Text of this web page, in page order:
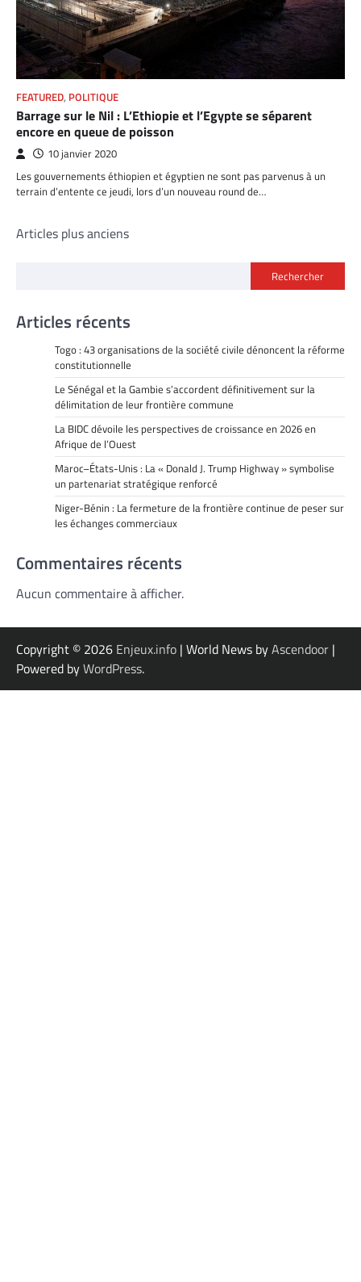
FEATURED, POLITIQUE
Barrage sur le Nil : L’Ethiopie et l’Egypte se séparent
encore en queue de poisson
10 janvier 2020
Les gouvernements éthiopien et égyptien ne sont pas parvenus à un
terrain d’entente ce jeudi, lors d’un nouveau round de…
Navigation
Articles plus anciens
Rechercher
Articles récents
Togo : 43 organisations de la société civile dénoncent la réforme
constitutionnelle
Le Sénégal et la Gambie s’accordent définitivement sur la
délimitation de leur frontière commune
La BIDC dévoile les perspectives de croissance en 2026 en
Afrique de l’Ouest
Maroc–États-Unis : La « Donald J. Trump Highway » symbolise
un partenariat stratégique renforcé
Niger-Bénin : La fermeture de la frontière continue de peser sur
les échanges commerciaux
Commentaires récents
Aucun commentaire à afficher.
Copyright © 2026 Enjeux.info | World News byAscendoor |
Powered byWordPress.